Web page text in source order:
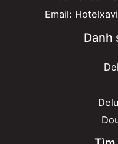
Email:
Danh